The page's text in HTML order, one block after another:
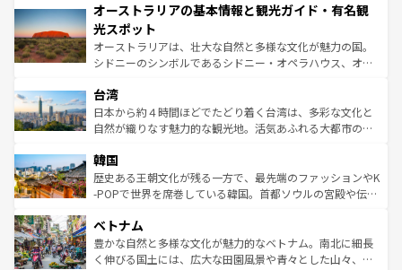
部のニューオーリンズでは、音楽と美食が融合した独特の
文化が魅力。旅行者はアメリカの各地域で異なる魅力を楽
しみながら、その多様性と豊かな歴史を感じることができ
るだろう。車でのロードトリップや列車の旅も、アメリカ
情報は
ワイ島は見逃せない。また、定番の観光地といえばオアフ
島だが、静かな自然を求めるならマウイ島やカウアイ島が
おすすめ。エメラルドグリーンに輝く海をはじめ、豊かな
文化や歴史が息づいている。「アロハスピリット」と呼ば
人々、おいしいローカルフードやハワイアンミュージッ
ク、伝統的なフラダンスなど、すべてがハワイの魅力を彩
っている。訪れるたびに新しい発見と感動が待っているハ
はコンテンツ一覧
オーストラリアの基本情報と観光ガイド・有名観
光スポット
オーストラリアは、壮大な自然と多様な文化が魅力の国。
シドニーのシンボルであるシドニー・オペラハウス、オー
リアリーフや大陸中央部にそびえるウルル（エアーズロッ
ク）、タスマニアの美しい原生林やケアンズの熱帯雨林な
ど、見どころがたくさん。また、カフェやワイン、オージ
いる。アクティビティも充実しており、サーフィンやダイ
ビング、ハイキングなど、アウトドア好きにはたまらな
い。オーストラリアの多彩な魅力を存分に味わいつくそ
参照してほしい。
台湾
日本から約４時間ほどでたどり着く台湾は、多彩な文化と
自然が織りなす魅力的な観光地。活気あふれる大都市の台
ン）、静ひつな山岳地帯である台湾東部など、都市の喧騒
と山間の静けさが共存しており、訪れる人に新しい発見と
驚きをもたらしてくれる。また、奥深い台湾の食文化も魅
容にもいいと評判のスイーツなど、バラエティ豊かな料理
が味わえる。 なお、新着の台湾情報は コンテンツ一覧を参
照してほしい。
韓国
歴史ある王朝文化が残る一方で、最先端のファッションやK
-POPで世界を席巻している韓国。首都ソウルの宮殿や伝統
き、地方に足を延ばせば四季折々の自然美を楽しむことが
できる。そして、キムチや焼肉、絶品のストリートフード
まで、さまざまな韓国料理が待っている。夜には、韓国な
ベトナム
豊かな自然と多様な文化が魅力的なベトナム。南北に細長
く伸びる国土には、広大な田園風景や青々とした山々、世